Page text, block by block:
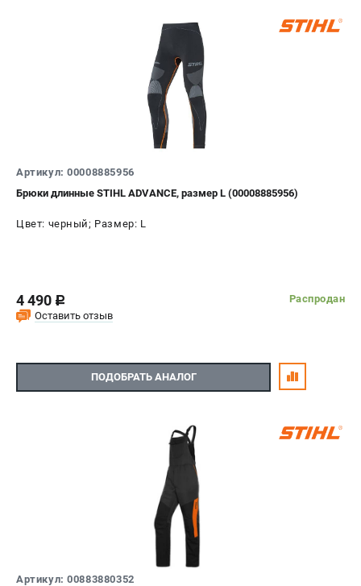
Артикул: 00008885956
Брюки длинные STIHL ADVANCE, размер L (00008885956)
Цвет: черный; Размер: L
4 490 c
Распродан
Оставить отзыв
ПОДОБРАТЬ АНАЛОГ
Артикул: 00883880352